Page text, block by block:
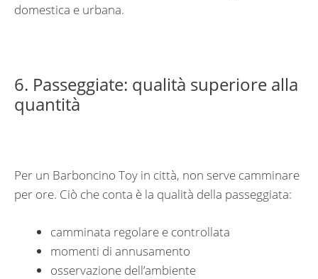
domestica e urbana.
6. Passeggiate: qualità superiore alla
quantità
Per un Barboncino Toy in città, non serve camminare
per ore. Ciò che conta è la qualità della passeggiata:
camminata regolare e controllata
momenti di annusamento
osservazione dell’ambiente